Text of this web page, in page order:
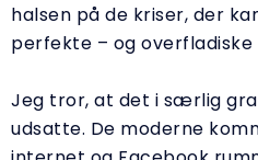
halsen på de kriser, der
perfekte – og overfladiske
Jeg tror, at det i særlig
udsatte. De moderne